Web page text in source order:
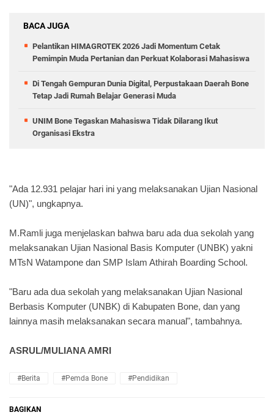
BACA JUGA
Pelantikan HIMAGROTEK 2026 Jadi Momentum Cetak
Pemimpin Muda Pertanian dan Perkuat Kolaborasi Mahasiswa
Di Tengah Gempuran Dunia Digital, Perpustakaan Daerah Bone
Tetap Jadi Rumah Belajar Generasi Muda
UNIM Bone Tegaskan Mahasiswa Tidak Dilarang Ikut
Organisasi Ekstra
"Ada 12.931 pelajar hari ini yang melaksanakan Ujian Nasional
(UN)", ungkapnya.
M.Ramli juga menjelaskan bahwa baru ada dua sekolah yang
melaksanakan Ujian Nasional Basis Komputer (UNBK) yakni
MTsN Watampone dan SMP Islam Athirah Boarding School.
"Baru ada dua sekolah yang melaksanakan Ujian Nasional
Berbasis Komputer (UNBK) di Kabupaten Bone, dan yang
lainnya masih melaksanakan secara manual", tambahnya.
ASRUL/MULIANA AMRI
#Berita #Pemda Bone #Pendidikan
BAGIKAN